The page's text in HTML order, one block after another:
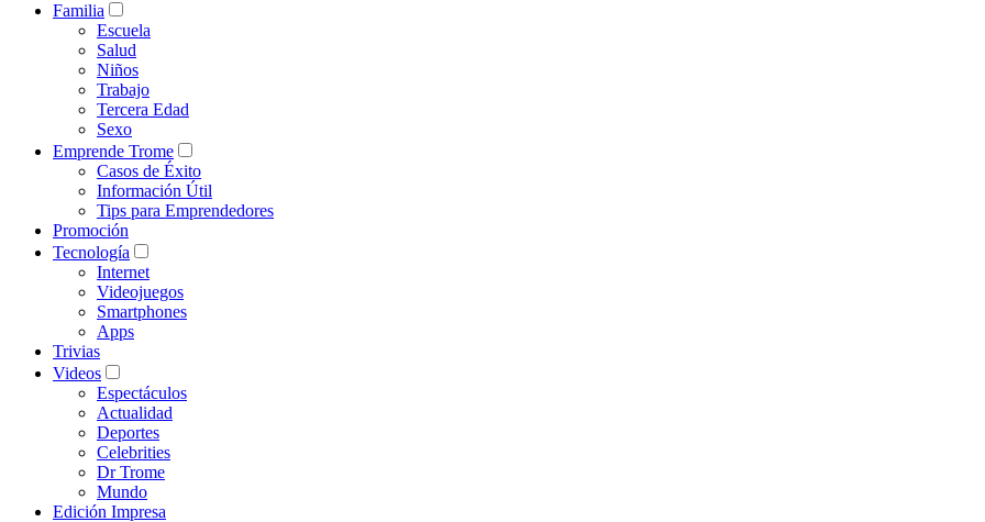
Familia
Escuela
Salud
Niños
Trabajo
Tercera Edad
Sexo
Emprende Trome
Casos de Éxito
Información Útil
Tips para Emprendedores
Promoción
Tecnología
Internet
Videojuegos
Smartphones
Apps
Trivias
Videos
Espectáculos
Actualidad
Deportes
Celebrities
Dr Trome
Mundo
Edición Impresa